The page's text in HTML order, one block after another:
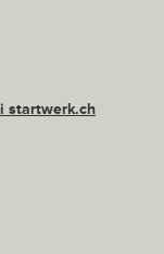
startwerk.ch